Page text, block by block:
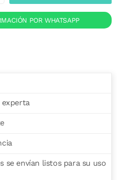
POR WHATSAPP
se envían listos para su uso